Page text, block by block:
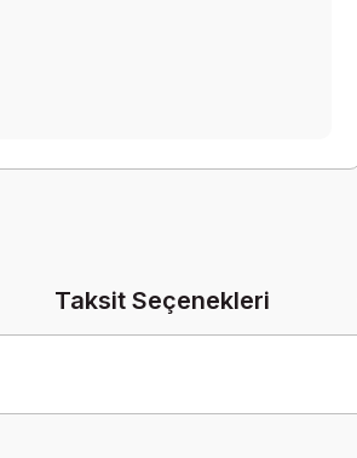
Taksit Seçenekleri